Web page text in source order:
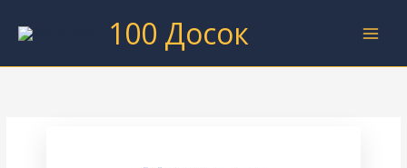
100 Досок